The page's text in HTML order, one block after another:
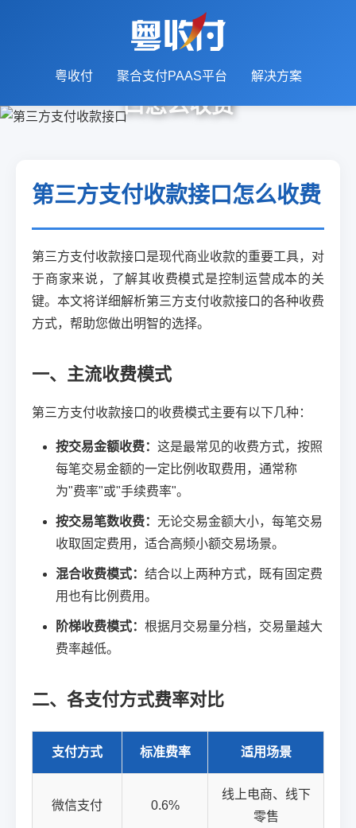
粤收付 聚合支付PAAS平台 解决方案
第三方支付收款接
口怎么收费
第三方支付收款接口怎么收费
第三方支付收款接口是现代商业收款的重要工具，对
于商家来说，了解其收费模式是控制运营成本的关
键。本文将详细解析第三方支付收款接口的各种收费
方式，帮助您做出明智的选择。
一、主流收费模式
第三方支付收款接口的收费模式主要有以下几种：
按交易金额收费： 这是最常见的收费方式，按照
每笔交易金额的一定比例收取费用，通常称
为"费率"或"手续费率"。
按交易笔数收费： 无论交易金额大小，每笔交易
收取固定费用，适合高频小额交易场景。
混合收费模式： 结合以上两种方式，既有固定费
用也有比例费用。
阶梯收费模式： 根据月交易量分档，交易量越大
费率越低。
二、各支付方式费率对比
支付方式 标准费率 适用场景
微信支付 0.6%
线上电商、线下
零售